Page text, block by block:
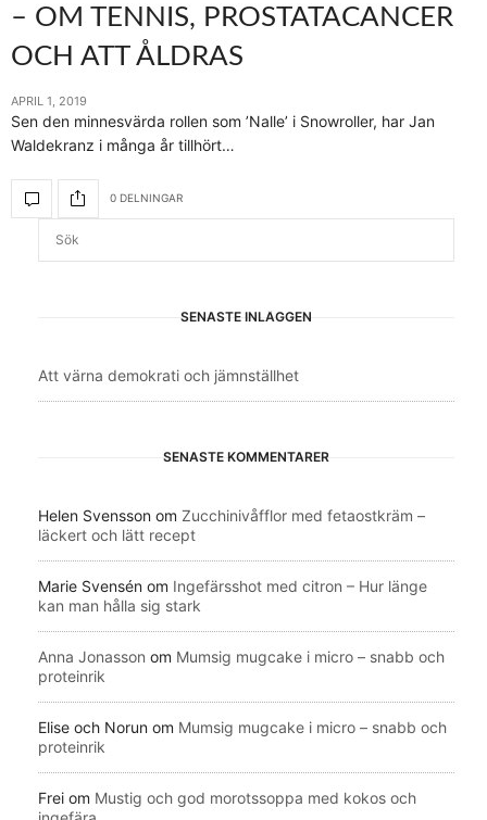
– OM TENNIS, PROSTATACANCER
OCH ATT ÅLDRAS
APRIL 1, 2019
Sen den minnesvärda rollen som ’Nalle’ i Snowroller, har Jan
Waldekranz i många år tillhört…
0 DELNINGAR
SENASTE INLÄGGEN
Att värna demokrati och jämnställhet
SENASTE KOMMENTARER
Helen Svensson om Zucchinivåfflor med fetaostkräm –
läckert och lätt recept
Marie Svensén om Ingefärsshot med citron – Hur länge
kan man hålla sig stark
Anna Jonasson om Mumsig mugcake i micro – snabb och
proteinrik
Elise och Norun om Mumsig mugcake i micro – snabb och
proteinrik
Frei om Mustig och god morotssoppa med kokos och